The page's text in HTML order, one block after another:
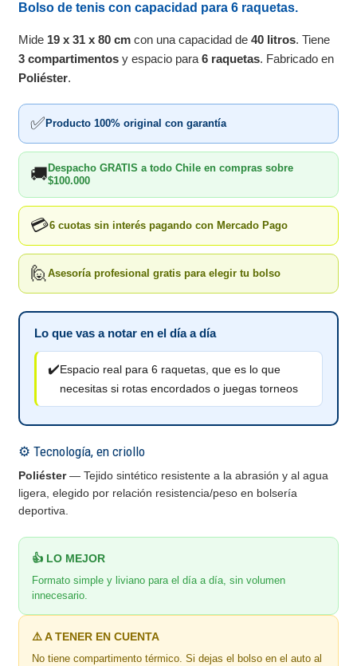
Bolso de tenis con capacidad para 6 raquetas.
Mide 19 x 31 x 80 cm con una capacidad de40 litros. Tiene
3 compartimentos y espacio para6 raquetas. Fabricado en
Poliéster.
✅Producto 100% original con garantía
🚚Despacho GRATIS a todo Chile en compras sobre
$100.000
💳6 cuotas sin interés pagando con Mercado Pago
🙋Asesoría profesional gratis para elegir tu bolso
Lo que vas a notar en el día a día
✔️Espacio real para 6 raquetas, que es lo que
necesitas si rotas encordados o juegas torneos
⚙️ Tecnología, en criollo
Poliéster— Tejido sintético resistente a la abrasión y al agua
ligera, elegido por relación resistencia/peso en bolsería
deportiva.
👍 LO MEJOR
Formato simple y liviano para el día a día, sin volumen
innecesario.
⚠️ A TENER EN CUENTA
No tiene compartimento térmico. Si dejas el bolso en el auto al